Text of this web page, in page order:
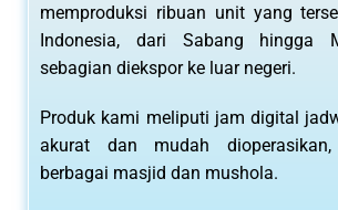
memproduksi ribuan unit yang
Indonesia, dari Sabang hingga
sebagian diekspor ke luar negeri.
Produk kami meliputi jam digital
akurat dan mudah
berbagai masjid dan mushola.